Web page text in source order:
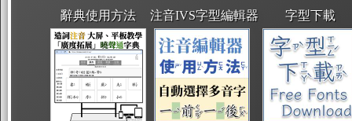
辭典使用方法 注音IVS字型編輯器 字型下載